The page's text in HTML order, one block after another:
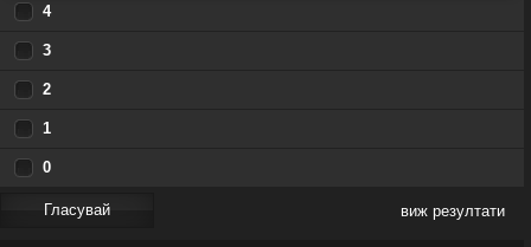
4
3
2
1
0
виж резултати